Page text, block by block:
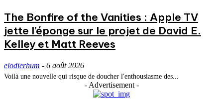
The Bonfire of the Vanities : Apple TV
jette l’éponge sur le projet de David E.
Kelley et Matt Reeves
elodierhum - 6 août 2026
Voilà une nouvelle qui risque de doucher l'enthousiasme des...
- Advertisement -